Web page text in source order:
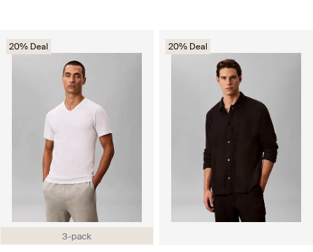
3-pack
20% Deal 20% Deal